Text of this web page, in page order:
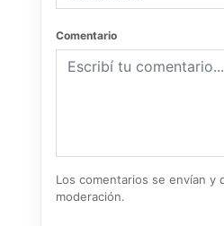
Comentario
Los comentarios se envían y
moderación.